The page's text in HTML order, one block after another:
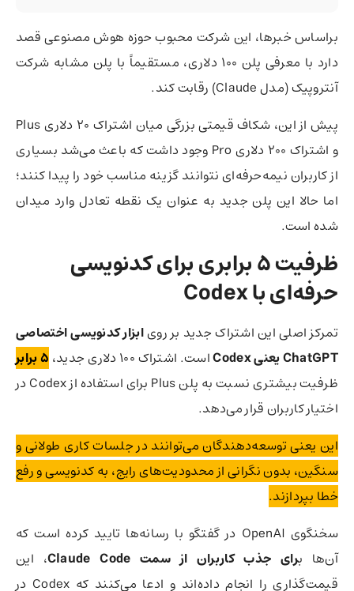
براساس خبرها، این شرکت محبوب حوزه هوش مصنوعی قصد
دارد با معرفی پلن ۱۰۰ دلاری، مستقیماً با پلن مشابه شرکت
آنتروپیک (مدل Claude) رقابت کند.
پیش از این، شکاف قیمتی بزرگی میان اشتراک ۲۰ دلاری Plus
و اشتراک ۲۰۰ دلاری Pro وجود داشت که باعث می‌شد بسیاری
از کاربران نیمه‌حرفه‌ای نتوانند گزینه مناسب خود را پیدا کنند؛
اما حالا این پلن جدید به عنوان یک نقطه تعادل وارد میدان
شده است.
ظرفیت ۵ برابری برای کدنویسی
حرفه‌ای با Codex
تمرکز اصلی این اشتراک جدید بر رویابزار کدنویسی اختصاصی
ChatGPT یعنی Codex
است. اشتراک ۱۰۰ دلاری جدید،
۵ برابر
ظرفیت بیشتری نسبت به پلن Plus برای استفاده از Codex در
اختیار کاربران قرار می‌دهد.
این یعنی توسعه‌دهندگان می‌توانند در جلسات کاری طولانی و
سنگین، بدون نگرانی از محدودیت‌های رایج، به کدنویسی و رفع
خطا بپردازند.
سخنگوی OpenAI در گفتگو با رسانه‌ها تایید کرده است که
آن‌ها برای جذب کاربران از سمت Claude Code
، این
قیمت‌گذاری را انجام داده‌اند و ادعا می‌کنند که Codex در